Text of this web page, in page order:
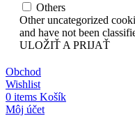
Others
Other uncategorized
and have not been
ULOŽIŤ A PRIJAŤ
Obchod
Wishlist
0 items Košík
Môj účet